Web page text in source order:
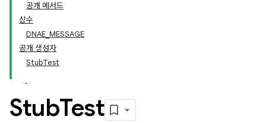
공개 메서드
상수
DNAE_MESSAGE
공개 생성자
StubTest
StubTest